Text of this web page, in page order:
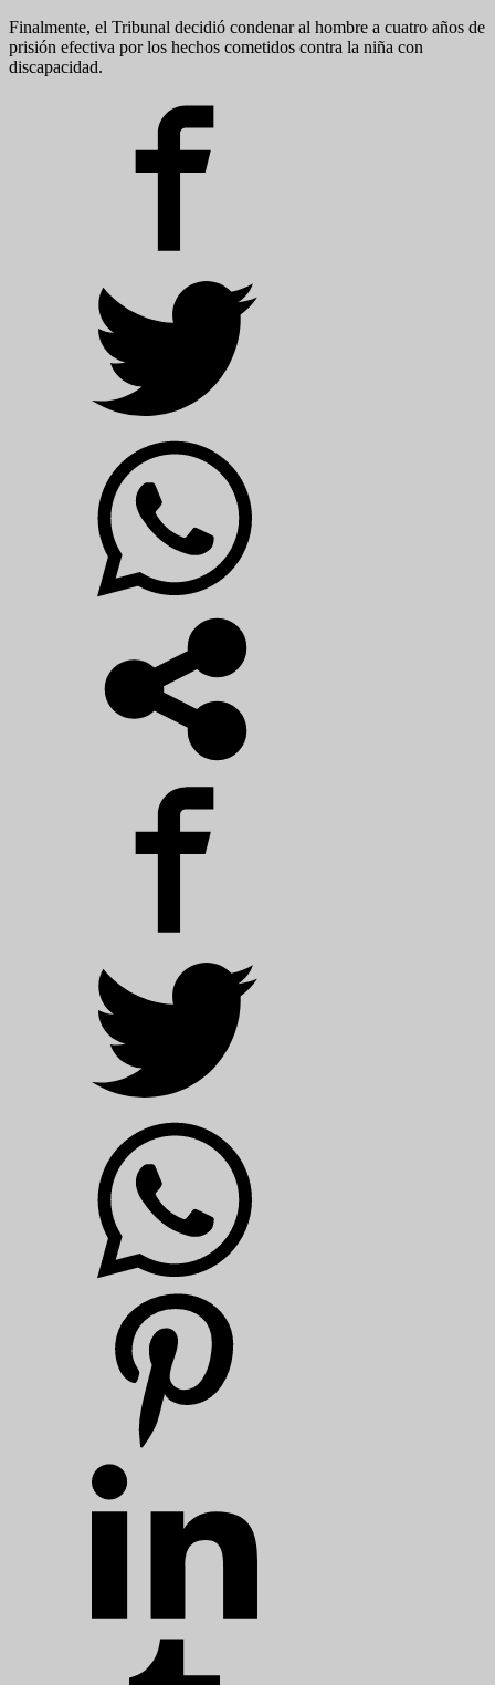
Finalmente, el Tribunal decidió condenar al hombre a cuatro años de
prisión efectiva por los hechos cometidos contra la niña con
discapacidad.